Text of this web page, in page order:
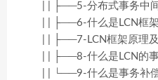
| | ├──5-分布式事务中
| | ├──6-什么是LCN框
| | ├──7-LCN框架原理
| | ├──8-什么是LCN的
| | └──9-什么是事务补